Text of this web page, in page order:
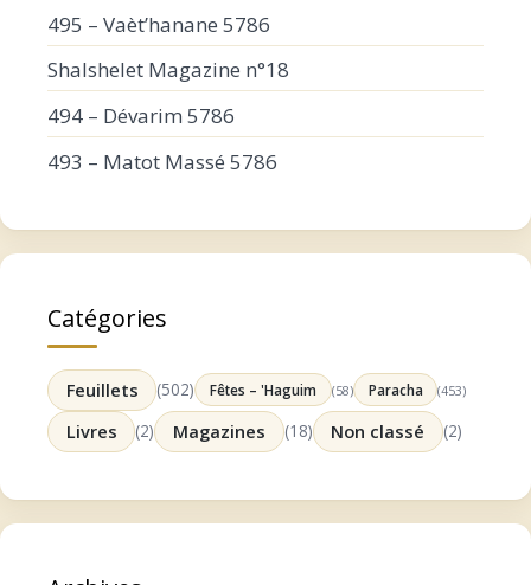
495 – Vaèt’hanane 5786
Shalshelet Magazine n°18
494 – Dévarim 5786
493 – Matot Massé 5786
Catégories
Feuillets (502) Fêtes – 'Haguim (58) Paracha (453)
Livres (2) Magazines (18) Non classé (2)